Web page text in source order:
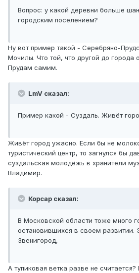
Вопрос: у какой деревни больше
городским поселением?
Ну вот пример такой - Серебряно-
Мочилы. Что той, что другой до города
Прудам самим.
LmV сказал:
Пример какой - Суздаль. Живёт
Живёт город ужасно. Если бы не
туристический центр, то загнулся бы
суздальская молодёжь в хранители
Владимир.
Корсар сказал:
В Московской области тоже много
остановившихся в своем развитии.
Звенигород,
А тупиковая ветка разве не считается?